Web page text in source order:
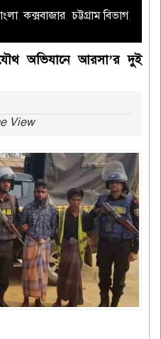
,কক্সবাজার,চট্টগ্রাম বিভাগ,
অভিযানে আরসা’র দুই
View